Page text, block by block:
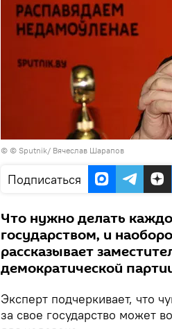
© © Sputnik/ Вячеслав Шарапов
Подписаться
Что нужно делать
государством, и
рассказывает
демократической
Эксперт подчеркивает, что
за свое государство может